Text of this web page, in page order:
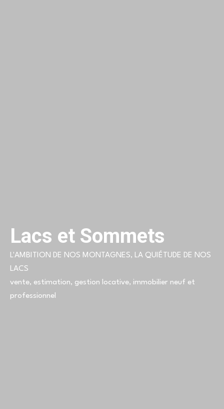
Lacs et Sommets
L'AMBITION DE NOS MONTAGNES, LA QUIÉTUDE DE NOS
LACS
vente, estimation, gestion locative, immobilier neuf et
professionnel